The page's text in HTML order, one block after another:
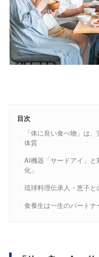
目次
「体に良い食べ物」は
体質
AI機器「サードアイ」
化」
琉球料理伝承人・恵子
食養生は一生のパート